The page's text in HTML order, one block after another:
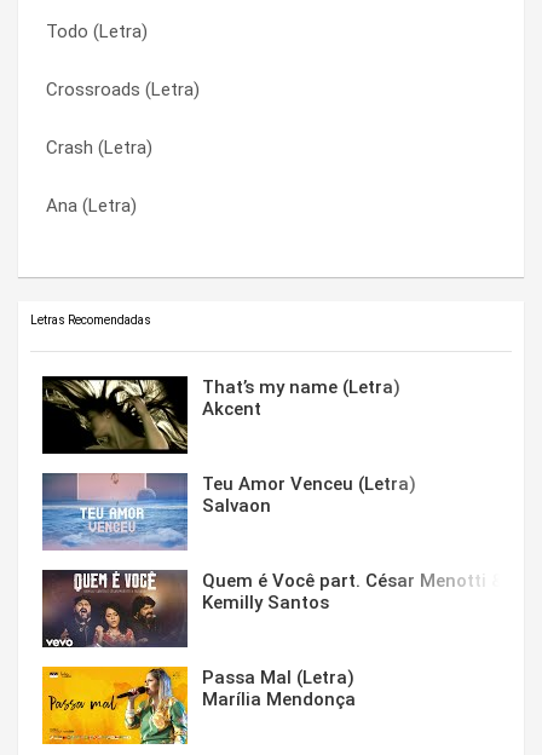
Todo (Letra)
Crossroads (Letra)
Crash (Letra)
Ana (Letra)
Imagínate (Letra)
Entre Tus Brazos (Letra)
Donde Acaba El Sol (Letra)
Amor Sin Fin (Letra)
Manuelita (Letra)
Only You (Letra)
Todo (Letra)
Vuelvo A Ti (Letra)
Letras Recomendadas
That’s my name (Letra)
Akcent
Teu Amor Venceu (Letra)
Salvaon
Quem é Você part. César Menotti &
Kemilly Santos
Passa Mal (Letra)
Marília Mendonça